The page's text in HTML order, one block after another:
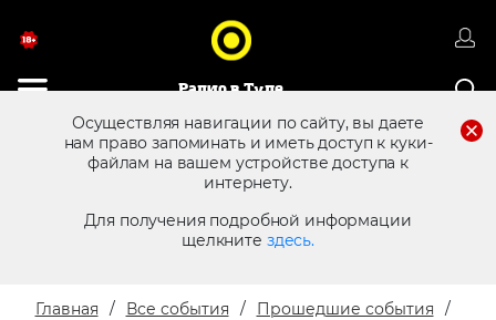
Радио в Туле
Осуществляя навигации по сайту, вы даете
нам право запоминать и иметь доступ к куки-
файлам на вашем устройстве доступа к
интернету.
Для получения подробной информации
щелкните здесь.
8 (4872) 250 470 Реклама в эфире
Главная Все события
Прошедшие события